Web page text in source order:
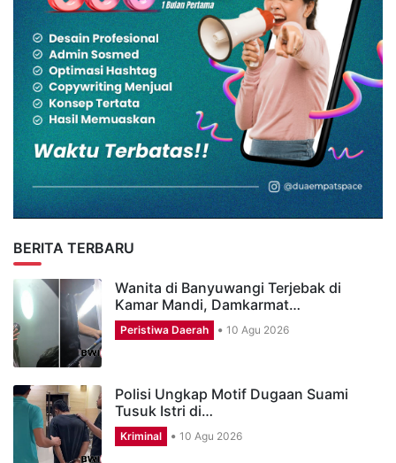
BERITA TERBARU
Wanita di Banyuwangi Terjebak di
Kamar Mandi, Damkarmat…
Peristiwa Daerah 10 Agu 2026
Polisi Ungkap Motif Dugaan Suami
Tusuk Istri di…
Kriminal 10 Agu 2026